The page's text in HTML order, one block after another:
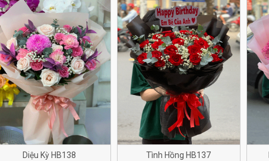
Diệu Kỳ HB138
Tình Hồng HB137